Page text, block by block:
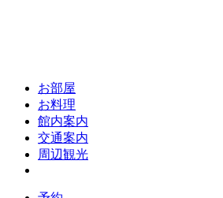
お部屋
お料理
館内案内
交通案内
周辺観光